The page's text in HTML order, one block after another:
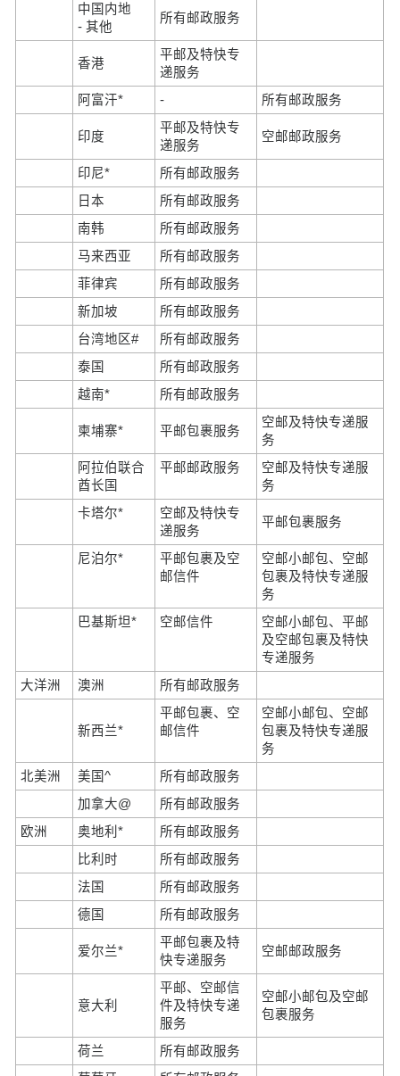
中国内地
- 其他
所有邮政服务
香港
平邮及特快专
递服务
阿富汗*
- 所有邮政服务
印度
平邮及特快专
递服务
空邮邮政服务
印尼*
所有邮政服务
日本
所有邮政服务
南韩
所有邮政服务
马来西亚
所有邮政服务
菲律宾
所有邮政服务
新加坡
所有邮政服务
台湾地区#
所有邮政服务
泰国
所有邮政服务
越南*
所有邮政服务
柬埔寨* 平邮包裹服务
空邮及特快专递服
务
阿拉伯联合
酋长国
平邮邮政服务
空邮及特快专递服
务
卡塔尔*
空邮及特快专
递服务
平邮包裹服务
尼泊尔*
平邮包裹及空
邮信件
空邮小邮包、空邮
包裹及特快专递服
务
巴基斯坦*
空邮信件
空邮小邮包、平邮
及空邮包裹及特快
专递服务
大洋洲
澳洲 所有邮政服务
新西兰*
平邮包裹、空
邮信件
空邮小邮包、空邮
包裹及特快专递服
务
北美洲
美国^
所有邮政服务
加拿大@
所有邮政服务
欧洲
奥地利*
所有邮政服务
比利时
所有邮政服务
法国
所有邮政服务
德国
所有邮政服务
爱尔兰*
平邮包裹及特
快专递服务
空邮邮政服务
意大利
平邮、空邮信
件及特快专递
服务
空邮小邮包及空邮
包裹服务
荷兰
所有邮政服务